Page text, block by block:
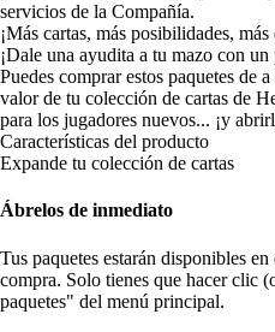
servicios de la Compañía.
¡Más cartas, más posibilidades,
¡Dale una ayudita a tu mazo con
Puedes comprar estos paquetes de
valor de tu colección de cartas de
para los jugadores nuevos... ¡y
Características del producto
Expande tu colección de cartas
Ábrelos de inmediato
Tus paquetes estarán disponibles
compra. Solo tienes que hacer clic
paquetes" del menú principal.